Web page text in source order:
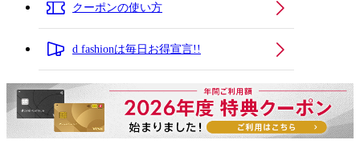
クーポンの使い方
d fashionは毎日お得宣言!!